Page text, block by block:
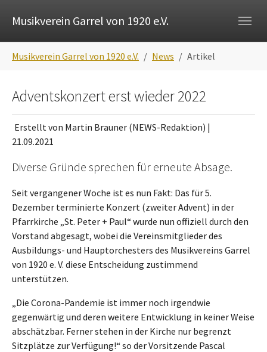
Musikverein Garrel von 1920 e.V.
Musikverein Garrel von 1920 e.V. News Artikel
Adventskonzert erst wieder 2022
Erstellt von Martin Brauner (NEWS-Redaktion) |
21.09.2021
Diverse Gründe sprechen für erneute Absage.
Seit vergangener Woche ist es nun Fakt: Das für 5.
Dezember terminierte Konzert (zweiter Advent) in der
Pfarrkirche „St. Peter + Paul“ wurde nun offiziell durch den
Vorstand abgesagt, wobei die Vereinsmitglieder des
Ausbildungs- und Hauptorchesters des Musikvereins Garrel
von 1920 e. V. diese Entscheidung zustimmend
unterstützen.
„Die Corona-Pandemie ist immer noch irgendwie
gegenwärtig und deren weitere Entwicklung in keiner Weise
abschätzbar. Ferner stehen in der Kirche nur begrenzt
Sitzplätze zur Verfügung!“ so der Vorsitzende Pascal